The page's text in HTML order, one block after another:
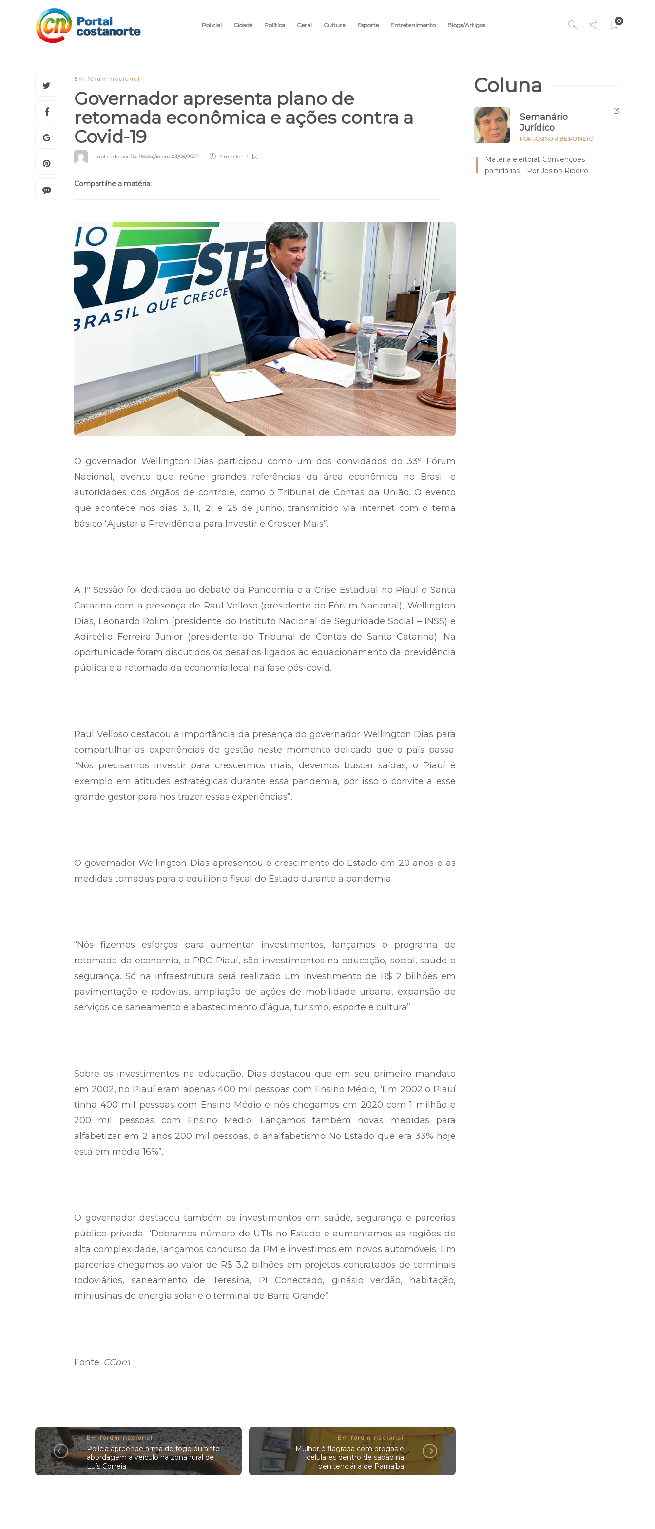
Policial Cidade Política Geral Cultura Esporte Entretenimento Blogs/Artigos
0
Em fórum nacional
Governador apresenta plano de
retomada econômica e ações contra a
Covid-19
Publicado por Da Redaçãoem 03/06/2021 2 min ler
Compartilhe a matéria:
O governador Wellington Dias participou como um dos convidados do 33º Fórum
Nacional, evento que reúne grandes referências da área econômica no Brasil e
autoridades dos órgãos de controle, como o Tribunal de Contas da União. O evento
que acontece nos dias 3, 11, 21 e 25 de junho, transmitido via internet com o tema
básico “Ajustar a Previdência para Investir e Crescer Mais”.
A 1ª Sessão foi dedicada ao debate da Pandemia e a Crise Estadual no Piauí e Santa
Catarina com a presença de Raul Velloso (presidente do Fórum Nacional), Wellington
Dias, Leonardo Rolim (presidente do Instituto Nacional de Seguridade Social – INSS) e
Adircélio Ferreira Junior (presidente do Tribunal de Contas de Santa Catarina). Na
oportunidade foram discutidos os desafios ligados ao equacionamento da previdência
pública e a retomada da economia local na fase pós-covid.
Raul Velloso destacou a importância da presença do governador Wellington Dias para
compartilhar as experiências de gestão neste momento delicado que o país passa.
“Nós precisamos investir para crescermos mais, devemos buscar saídas, o Piauí é
exemplo em atitudes estratégicas durante essa pandemia, por isso o convite a esse
grande gestor para nos trazer essas experiências”.
O governador Wellington Dias apresentou o crescimento do Estado em 20 anos e as
medidas tomadas para o equilíbrio fiscal do Estado durante a pandemia.
“Nós fizemos esforços para aumentar investimentos, lançamos o programa de
retomada da economia, o PRO Piauí, são investimentos na educação, social, saúde e
segurança. Só na infraestrutura será realizado um investimento de R$ 2 bilhões em
pavimentação e rodovias, ampliação de ações de mobilidade urbana, expansão de
serviços de saneamento e abastecimento d’água, turismo, esporte e cultura”.
Sobre os investimentos na educação, Dias destacou que em seu primeiro mandato
em 2002, no Piauí eram apenas 400 mil pessoas com Ensino Médio, “Em 2002 o Piauí
tinha 400 mil pessoas com Ensino Médio e nós chegamos em 2020 com 1 milhão e
200 mil pessoas com Ensino Médio. Lançamos também novas medidas para
alfabetizar em 2 anos 200 mil pessoas, o analfabetismo No Estado que era 33% hoje
está em média 16%”.
O governador destacou também os investimentos em saúde, segurança e parcerias
público-privada. “Dobramos número de UTIs no Estado e aumentamos as regiões de
alta complexidade, lançamos concurso da PM e investimos em novos automóveis. Em
parcerias chegamos ao valor de R$ 3,2 bilhões em projetos contratados de terminais
rodoviários, saneamento de Teresina, PI Conectado, ginásio verdão, habitação,
miniusinas de energia solar e o terminal de Barra Grande”.
Fonte: CCom
Em fórum nacional
Polícia apreende arma de fogo durante
abordagem a veículo na zona rural de
Luís Correia
Em fórum nacional
Mulher é flagrada com drogas e
celulares dentro de sabão na
penitenciária de Parnaíba
Coluna
Semanário
Jurídico
POR JOSINO RIBEIRO NETO
Matéria eleitoral. Convenções
partidárias – Por Josino Ribeiro